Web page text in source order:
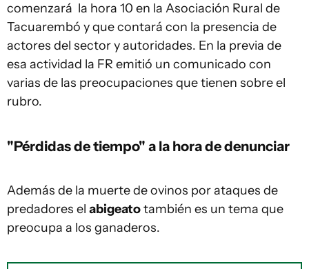
comenzará la hora 10 en la Asociación Rural de
Tacuarembó y que contará con la presencia de
actores del sector y autoridades. En la previa de
esa actividad la FR emitió un comunicado con
varias de las preocupaciones que tienen sobre el
rubro.
"Pérdidas de tiempo" a la hora de denunciar
Además de la muerte de ovinos por ataques de
predadores el abigeatotambién es un tema que
preocupa a los ganaderos.